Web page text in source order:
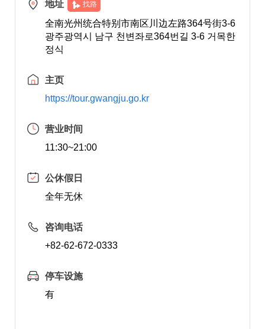
地址 找路
全南光州统合特别市南区川边左路364号街3-6
광주광역시 남구 천변좌로364번길 3-6 거목한
정식
主页
https://tour.gwangju.go.kr
营业时间
11:30~21:00
公休假日
全年无休
咨询电话
+82-62-672-0333
停车设施
有